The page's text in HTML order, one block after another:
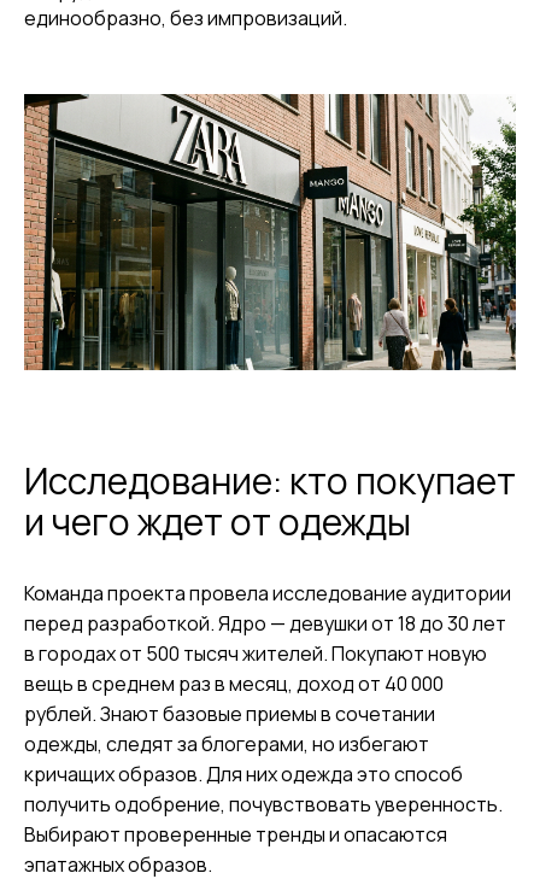
единообразно, без импровизаций.
Исследование: кто покупает
и чего ждет от одежды
Команда проекта провела исследование аудитории
перед разработкой. Ядро — девушки от 18 до 30 лет
в городах от 500 тысяч жителей. Покупают новую
вещь в среднем раз в месяц, доход от 40 000
рублей. Знают базовые приемы в сочетании
одежды, следят за блогерами, но избегают
кричащих образов. Для них одежда это способ
получить одобрение, почувствовать уверенность.
Выбирают проверенные тренды и опасаются
эпатажных образов.